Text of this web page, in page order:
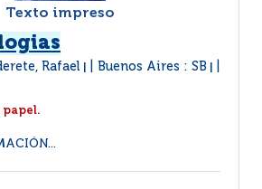
Texto impreso
Rafael Buenos Aires : SB
papel.